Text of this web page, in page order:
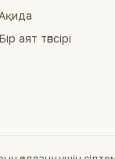
Бір аят тәпсірі